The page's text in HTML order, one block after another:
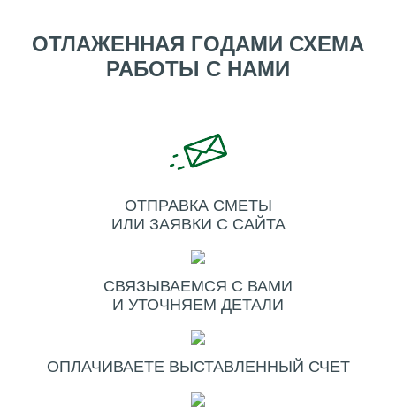
ОТЛАЖЕННАЯ ГОДАМИ СХЕМА
РАБОТЫ С НАМИ
ОТПРАВКА СМЕТЫ
ИЛИ ЗАЯВКИ С САЙТА
СВЯЗЫВАЕМСЯ С ВАМИ
И УТОЧНЯЕМ ДЕТАЛИ
ОПЛАЧИВАЕТЕ ВЫСТАВЛЕННЫЙ СЧЕТ